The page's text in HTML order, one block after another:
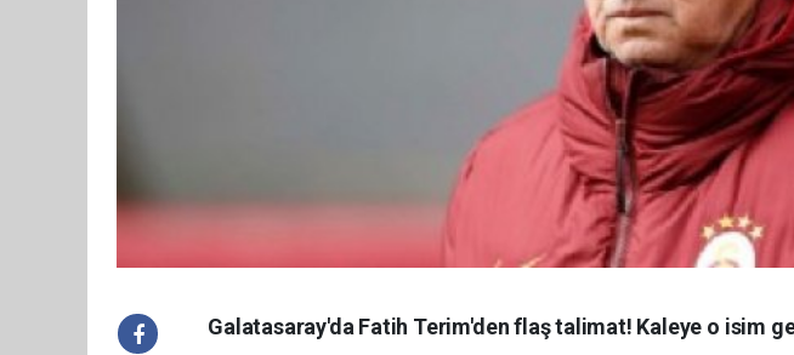
Galatasaray'da Fatih Terim'den flaş talimat! Kaleye o isim